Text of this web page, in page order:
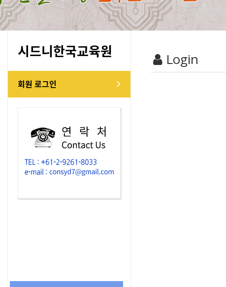
시드니한국교육원
회원 로그인
Login